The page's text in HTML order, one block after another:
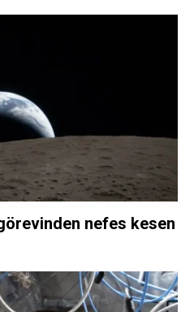
nefes kesen